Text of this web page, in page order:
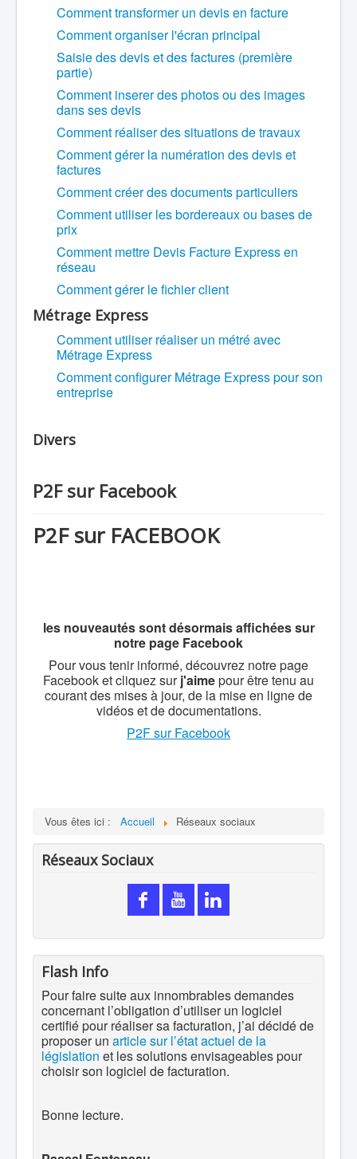
Comment transformer un devis en facture
Comment organiser l'écran principal
Saisie des devis et des factures (première
partie)
Comment inserer des photos ou des images
dans ses devis
Comment réaliser des situations de travaux
Comment gérer la numération des devis et
factures
Comment créer des documents particuliers
Comment utiliser les bordereaux ou bases de
prix
Comment mettre Devis Facture Express en
réseau
Comment gérer le fichier client
Métrage Express
Comment utiliser réaliser un métré avec
Métrage Express
Comment configurer Métrage Express pour son
entreprise
Divers
P2F sur Facebook
P2F sur FACEBOOK
les nouveautés sont désormais affichées sur
notre page Facebook
Pour vous tenir informé, découvrez notre page
Facebook et cliquez surj'aimepour être tenu au
courant des mises à jour, de la mise en ligne de
vidéos et de documentations.
P2F sur Facebook
Vous êtes ici : Accueil Réseaux sociaux
Réseaux Sociaux
Flash Info
Pour faire suite aux innombrables demandes
concernant l’obligation d’utiliser un logiciel
certifié pour réaliser sa facturation, j’ai décidé de
proposer un article sur l’état actuel de la
législation et les solutions envisageables pour
choisir son logiciel de facturation.
Bonne lecture.